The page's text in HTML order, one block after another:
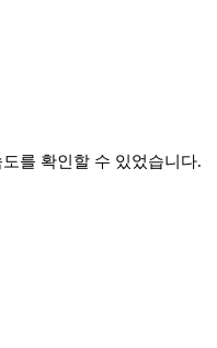
를 확인할 수 있었습니다.